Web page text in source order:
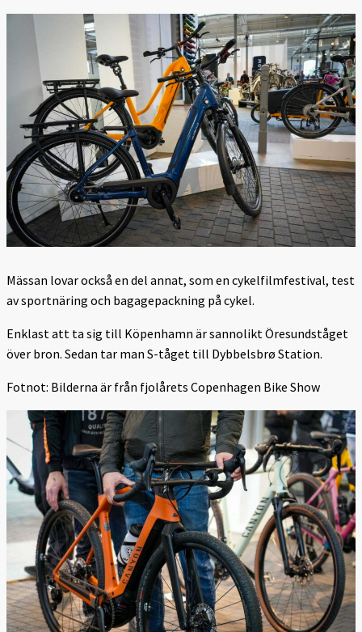
Mässan lovar också en del annat, som en cykelfilmfestival, test
av sportnäring och bagagepackning på cykel.
Enklast att ta sig till Köpenhamn är sannolikt Öresundståget
över bron. Sedan tar man S-tåget till Dybbelsbrø Station.
Fotnot: Bilderna är från fjolårets Copenhagen Bike Show